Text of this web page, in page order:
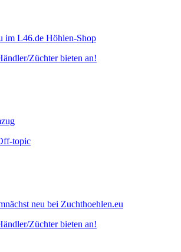
im L46.de Höhlen-Shop
Züchter bieten an!
topic
neu bei Zuchthoehlen.eu
Züchter bieten an!